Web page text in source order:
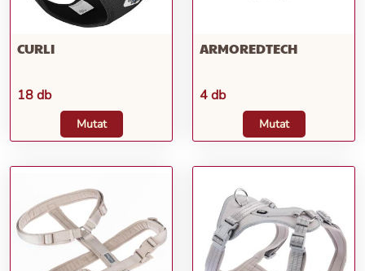
CURLI
18 db
Mutat
ARMOREDTECH
4 db
Mutat